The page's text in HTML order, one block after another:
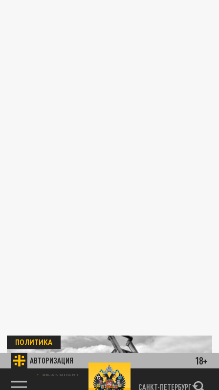
АВТОРИЗАЦИЯ 18+
САНКТ-ПЕТЕРБУРГ
ПОЛИТИКА